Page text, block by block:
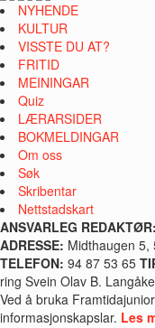
NYHENDE
KULTUR
VISSTE DU AT?
FRITID
MEININGAR
Quiz
LÆRARSIDER
BOKMELDINGAR
Om oss
Søk
Skribentar
Nettstadskart
ANSVARLEG REDAKTØR:
ADRESSE: Midthaugen 5,
TELEFON: 94 87 53 65
ring Svein Olav B.
Ved å bruka
informasjonskapslar. Les